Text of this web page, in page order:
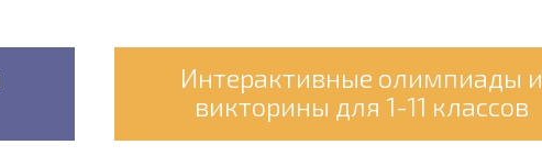
Интерактивные олимпиады и
викторины для 1-11 классов